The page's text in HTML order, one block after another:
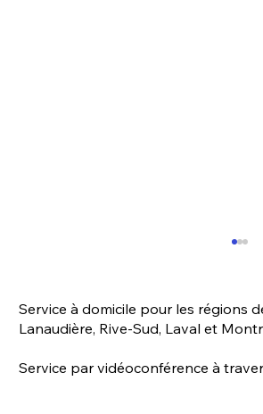
Service à domicile pour les régions
Lanaudière, Rive-Sud, Laval et
Service par vidéoconférence à